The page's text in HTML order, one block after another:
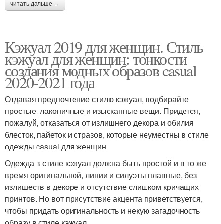
читать дальше →
Кэжуал 2019 для женщин. Стиль
кэжуал для женщин: тонкости
создания модных образов casual
2020-2021 года
Отдавая предпочтение стилю кэжуал, подбирайте
простые, лаконичные и изысканные вещи. Придется,
пожалуй, отказаться от излишнего декора и обилия
блесток, пайеток и стразов, которые неуместны в стиле
одежды casual для женщин.
Одежда в стиле кэжуал должна быть простой и в то же
время оригинальной, линии и силуэты плавные, без
излишеств в декоре и отсутствие слишком кричащих
принтов. Но вот присутствие акцента приветствуется,
чтобы придать оригинальность и некую загадочность